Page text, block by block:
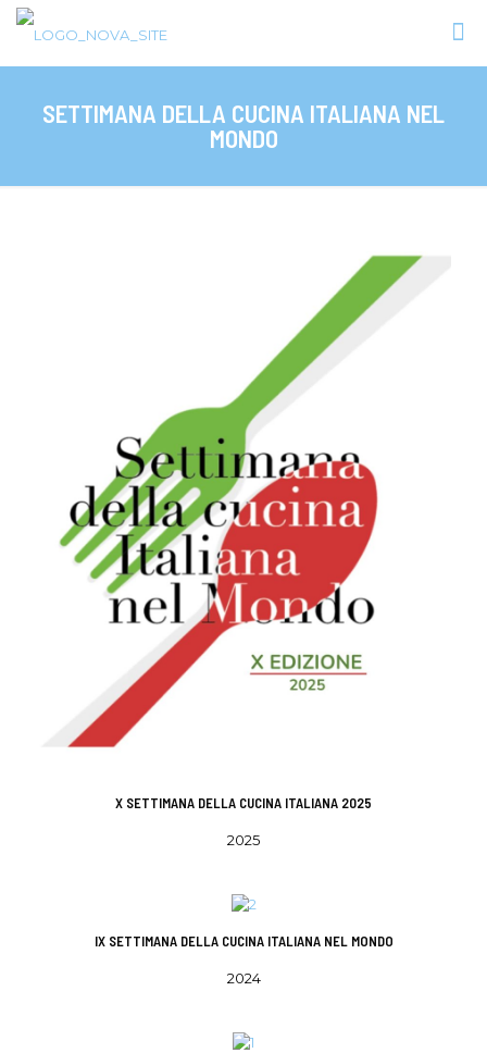
SETTIMANA DELLA CUCINA ITALIANA NEL
MONDO
X SETTIMANA DELLA CUCINA ITALIANA 2025
2025
IX SETTIMANA DELLA CUCINA ITALIANA NEL MONDO
2024